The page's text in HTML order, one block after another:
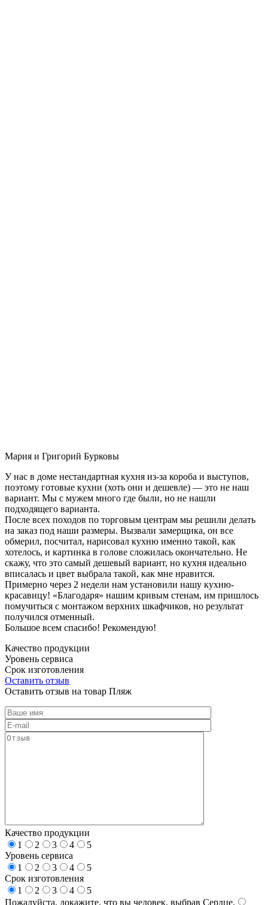
Мария и Григорий Бурковы
У нас в доме нестандартная кухня из-за короба и выступов,
поэтому готовые кухни (хоть они и дешевле) — это не наш
вариант. Мы с мужем много где были, но не нашли
подходящего варианта.
После всех походов по торговым центрам мы решили делать
на заказ под наши размеры. Вызвали замерщика, он все
обмерил, посчитал, нарисовал кухню именно такой, как
хотелось, и картинка в голове сложилась окончательно. Не
скажу, что это самый дешевый вариант, но кухня идеально
вписалась и цвет выбрала такой, как мне нравится.
Примерно через 2 недели нам установили нашу кухню-
красавицу! «Благодаря» нашим кривым стенам, им пришлось
помучиться с монтажом верхних шкафчиков, но результат
получился отменный.
Большое всем спасибо! Рекомендую!
Качество продукции
Уровень сервиса
Срок изготовления
Оставить отзыв
Оставить отзыв на товар Пляж
Качество продукции
1
2 3 4
5
Уровень сервиса
1
2 3 4
5
Срок изготовления
1
2 3 4
5
Пожалуйста, докажите, что вы человек, выбрав Сердце.